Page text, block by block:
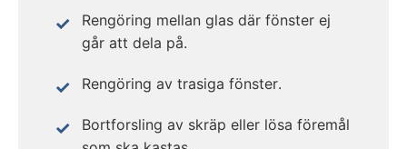
Rengöring mellan glas där fönster ej
går att dela på.
Rengöring av trasiga fönster.
Bortforsling av skräp eller lösa föremål